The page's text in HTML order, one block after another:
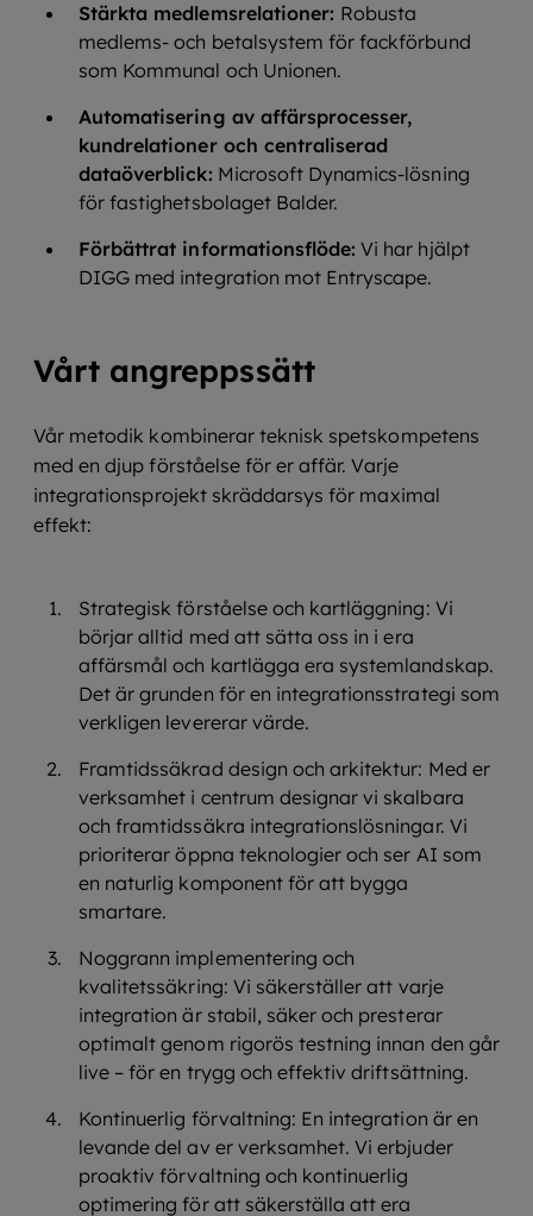
Stärkta medlemsrelationer: Robusta
medlems- och betalsystem för fackförbund
som Kommunal och Unionen.
Automatisering av affärsprocesser,
kundrelationer och centraliserad
dataöverblick: Microsoft Dynamics-lösning
för fastighetsbolaget Balder.
Förbättrat informationsflöde: Vi har hjälpt
DIGG med integration mot Entryscape.
Vårt angreppssätt
Vår metodik kombinerar teknisk spetskompetens
med en djup förståelse för er affär. Varje
integrationsprojekt skräddarsys för maximal
effekt:
Strategisk förståelse och kartläggning: Vi
börjar alltid med att sätta oss in i era
affärsmål och kartlägga era systemlandskap.
Det är grunden för en integrationsstrategi som
verkligen levererar värde.
Framtidssäkrad design och arkitektur: Med er
verksamhet i centrum designar vi skalbara
och framtidssäkra integrationslösningar. Vi
prioriterar öppna teknologier och ser AI som
en naturlig komponent för att bygga
smartare.
Noggrann implementering och
kvalitetssäkring: Vi säkerställer att varje
integration är stabil, säker och presterar
optimalt genom rigorös testning innan den går
live – för en trygg och effektiv driftsättning.
Kontinuerlig förvaltning: En integration är en
levande del av er verksamhet. Vi erbjuder
proaktiv förvaltning och kontinuerlig
optimering för att säkerställa att era